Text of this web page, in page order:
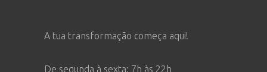
A tua transformação começa aqui!
De segunda à sexta: 7h às 22h